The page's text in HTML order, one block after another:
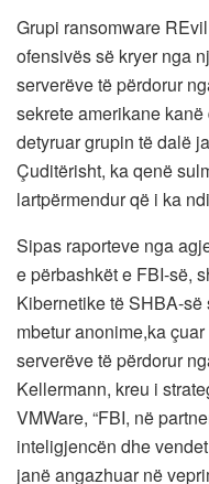
Grupi ransomware
ofensivës së kryer nga
serverëve të përdorur
sekrete amerikane
detyruar grupin të dalë
Çuditërisht, ka qenë
lartpërmendur që i ka
Sipas raporteve nga
e përbashkët e FBI-së,
Kibernetike të SHBA-
mbetur anonime,ka
serverëve të përdorur
Kellermann, kreu i
VMWare, “FBI, në
inteligjencën dhe
janë angazhuar në